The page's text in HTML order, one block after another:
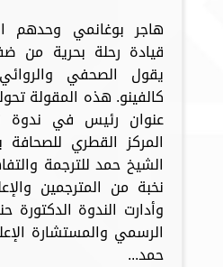
هاجر بوغانمي وحدهم
قيادة رحلة بحرية من
يقول الصحفي والروائي
كالفينو. هذه المقولة
عنوان رئيس في ندوة
المركز القطري للصحافة
الشيخ حمد للترجمة
نخبة من المترجمين
وأدارت الندوة الدكتورة
الرسمي والمستشارة
حمد...